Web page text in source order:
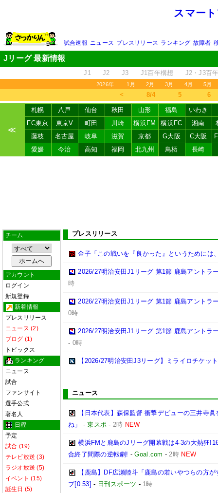
スマー
試合速報 ニュース プレスリリース ランキング 故障者
Jリーグ 最新情報
J1 J2 J3 J1百年構想 J2・J3百
2026年 1月 2月 3月 4月 5月
＜ 8/4 5 6
≪
札幌 八戸 仙台 秋田 山形 福島
いわき
FC東京
東京V 町田 川崎 横浜FM 横浜FC 湘南
藤枝
名古屋 岐阜 滋賀 京都 G大阪 C大阪
愛媛
今治 高知 福岡 北九州 鳥栖 長崎
チーム
アカウント
ログイン
新規登録
新着情報
プレスリリース
ニュース (2)
ブログ (1)
トピックス
ランキング
ニュース
試合
ファンサイト
選手公式
著名人
日程
予定
試合 (19)
テレビ放送 (3)
ラジオ放送 (5)
イベント (15)
誕生日 (5)
プレスリリース
金子「この戦いを『良かった』というためには
2026/27明治安田J1リーグ 第1節 鹿島アントラ
時
2026/27明治安田J1リーグ 第1節 鹿島アントラ
0時
2026/27明治安田J1リーグ 第1節 鹿島アントラ
- 0時
【2026/27明治安田J3リーグ】ミライロチケッ
ニュース
【日本代表】森保監督 衝撃デビューの三井寺
ね」
-東スポ - 2時 NEW
横浜FMと鹿島のJリーグ開幕戦は4-3の大熱狂
合終了間際の逆転劇! -Goal.com -2時 NEW
【鹿島】DF広瀬陸斗「鹿島の若いやつらの方
プ[0:53] - 日刊スポーツ - 1時